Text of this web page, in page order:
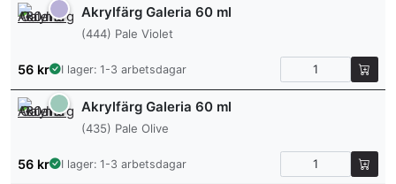
Akrylfärg Galeria 60 ml
(444) Pale Violet
56 kr I lager: 1-3 arbetsdagar
Akrylfärg Galeria 60 ml
(435) Pale Olive
56 kr I lager: 1-3 arbetsdagar